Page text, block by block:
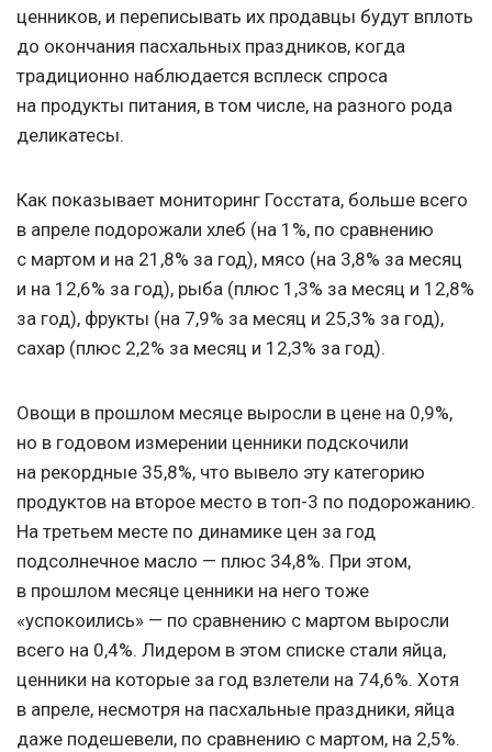
ценников, и переписывать их продавцы будут вплоть
до окончания пасхальных праздников, когда
традиционно наблюдается всплеск спроса
на продукты питания, в том числе, на разного рода
деликатесы.
Как показывает мониторинг Госстата, больше всего
в апреле подорожали хлеб (на 1%, по сравнению
с мартом и на 21,8% за год), мясо (на 3,8% за месяц
и на 12,6% за год), рыба (плюс 1,3% за месяц и 12,8%
за год), фрукты (на 7,9% за месяц и 25,3% за год),
сахар (плюс 2,2% за месяц и 12,3% за год).
Овощи в прошлом месяце выросли в цене на 0,9%,
но в годовом измерении ценники подскочили
на рекордные 35,8%, что вывело эту категорию
продуктов на второе место в топ-3 по подорожанию.
На третьем месте по динамике цен за год
подсолнечное масло — плюс 34,8%. При этом,
в прошлом месяце ценники на него тоже
«успокоились» — по сравнению с мартом выросли
всего на 0,4%. Лидером в этом списке стали яйца,
ценники на которые за год взлетели на 74,6%. Хотя
в апреле, несмотря на пасхальные праздники, яйца
даже подешевели, по сравнению с мартом, на 2,5%.